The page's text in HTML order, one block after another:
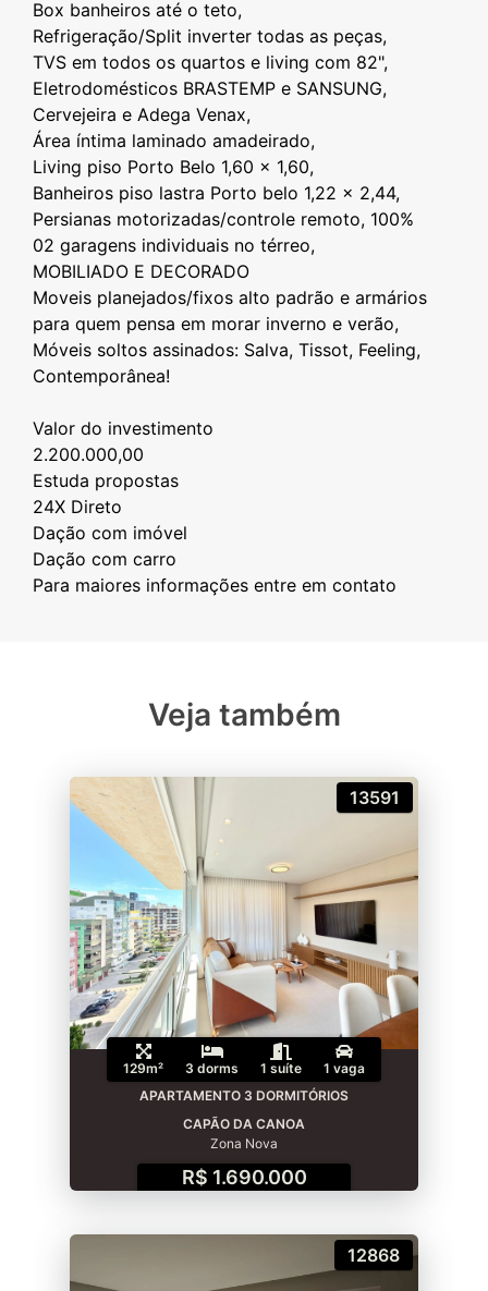
Box banheiros até o teto,
Refrigeração/Split inverter todas as peças,
TVS em todos os quartos e living com 82",
Eletrodomésticos BRASTEMP e SANSUNG,
Cervejeira e Adega Venax,
Área íntima laminado amadeirado,
Living piso Porto Belo 1,60 x 1,60,
Banheiros piso lastra Porto belo 1,22 x 2,44,
Persianas motorizadas/controle remoto, 100%
⁠02 garagens individuais no térreo,
⁠MOBILIADO E DECORADO
Moveis planejados/fixos alto padrão e armários
para quem pensa em morar inverno e verão,
Móveis soltos assinados: Salva, Tissot, Feeling,
Contemporânea!
Valor do investimento
2.200.000,00
⁠Estuda propostas
⁠24X Direto
⁠Dação com imóvel
⁠Dação com carro
Veja também
13591
129m² 3 dorms 1 suíte
1 vaga
APARTAMENTO 3 DORMITÓRIOS
CAPÃO DA CANOA
Zona Nova
R$ 1.690.000
12868